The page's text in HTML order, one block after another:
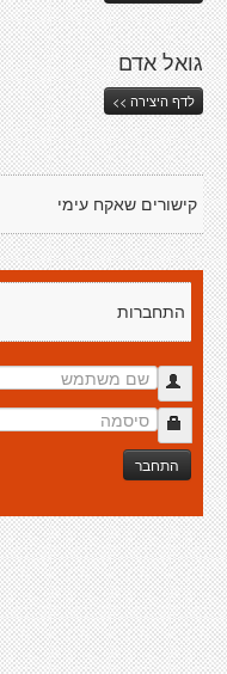
גואל אדם
לדף היצירה >>
קישורים שאקח עימי
התחברות
התחבר